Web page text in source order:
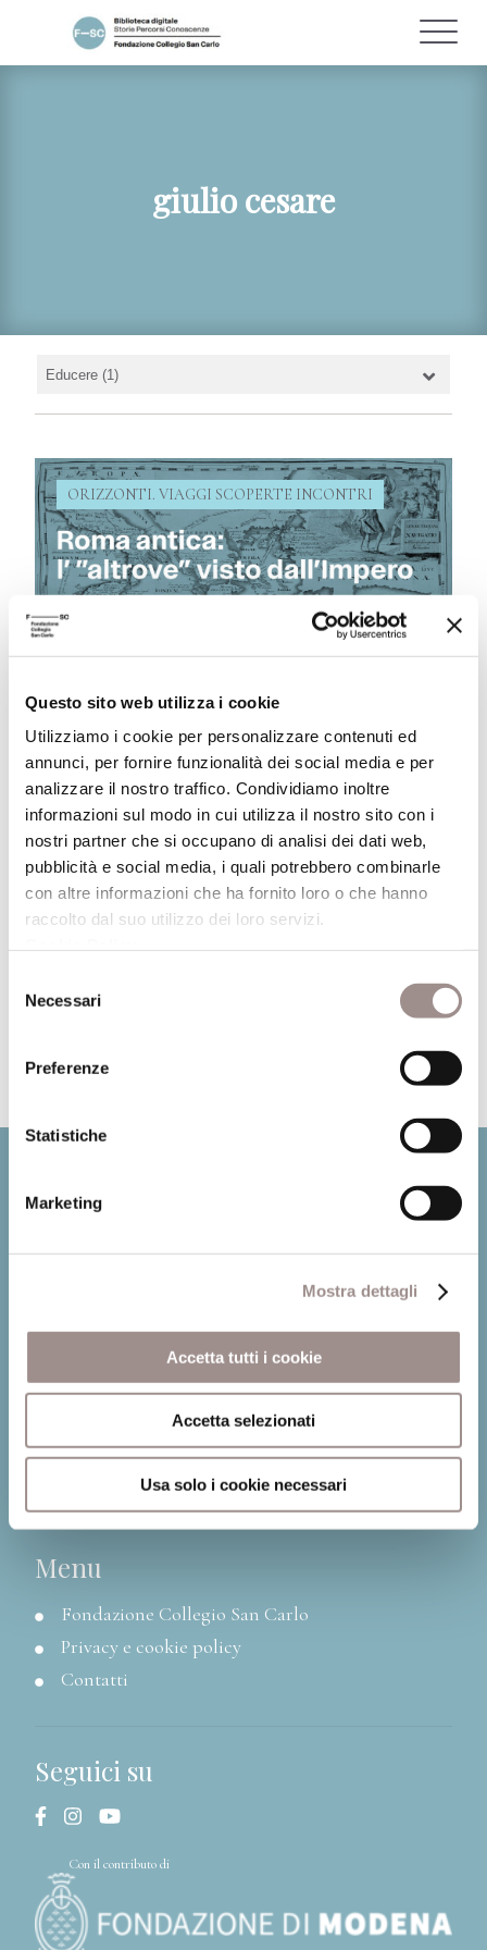
Questo sito web utilizza i cookie
Utilizziamo i cookie per personalizzare contenuti ed
annunci, per fornire funzionalità dei social media e per
analizzare il nostro traffico. Condividiamo inoltre
informazioni sul modo in cui utilizza il nostro sito con i
nostri partner che si occupano di analisi dei dati web,
pubblicità e social media, i quali potrebbero combinarle
con altre informazioni che ha fornito loro o che hanno
raccolto dal suo utilizzo dei loro servizi.
delNecessari
Preferenze
Statistiche
Marketing
Mostra dettagli
Accetta tutti i cookie
Accetta selezionati
Usa solo i cookie necessari
giulio cesare
ORIZZONTI. VIAGGI SCOPERTE INCONTRI
Roma antica: l’ “altrove” visto
dall’Impero
30 Ottobre 2023
Roma non sarebbe stata l’impero che
conosciamo se non ci fossero state le altre
popolazioni, tutti gli “altrove”: raccontiamo
alcuni fra i moltissimi incontri con gli altri
Leggi
Fondazione Collegio San Carlo
41121 Modena (MO)
P.I. 00641060363
Menu
Fondazione Collegio San Carlo
Privacy e cookie policy
Contatti
Seguici su
Con il contributo di